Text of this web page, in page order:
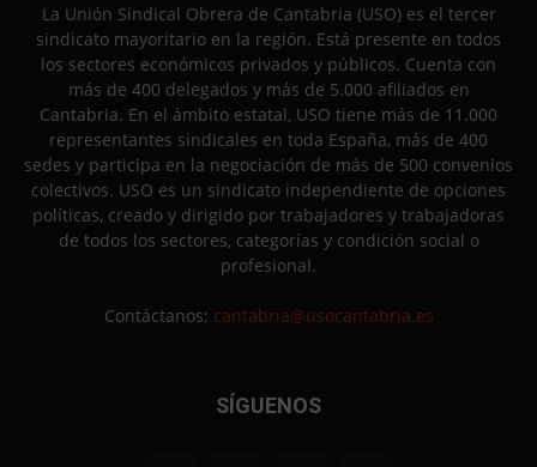
La Unión Sindical Obrera de Cantabria (USO) es el tercer
sindicato mayoritario en la región. Está presente en todos
los sectores económicos privados y públicos. Cuenta con
más de 400 delegados y más de 5.000 afiliados en
Cantabria. En el ámbito estatal, USO tiene más de 11.000
representantes sindicales en toda España, más de 400
sedes y participa en la negociación de más de 500 convenios
colectivos. USO es un sindicato independiente de opciones
políticas, creado y dirigido por trabajadores y trabajadoras
de todos los sectores, categorías y condición social o
profesional.
Contáctanos: cantabria@usocantabria.es
SÍGUENOS